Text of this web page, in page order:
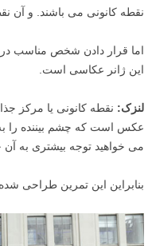
نقطه کانونی می باشند. و
اما قرار دادن شخص مناسب
این ژانر عکاسی است.
لنزک: نقطه کانونی یا مرکز
عکس است که چشم بیننده را
می خواهید توجه بیشتری به آن
بنابراین این تمرین طراحی